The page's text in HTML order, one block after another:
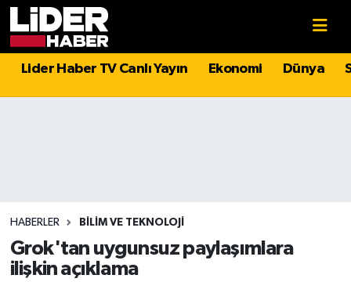
Lider Haber TV Canlı Yayın Ekonomi Dünya
HABERLER BILIM VE TEKNOLOJI
Grok'tan uygunsuz paylaşımlara
ilişkin açıklama
Politika
Magazin
Spor
Hava Durumu
Süper Lig Puan Durumu ve Fikstür
Tüm Manşetler